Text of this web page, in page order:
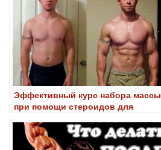
Эффективный курс набора массы
при помощи стероидов для